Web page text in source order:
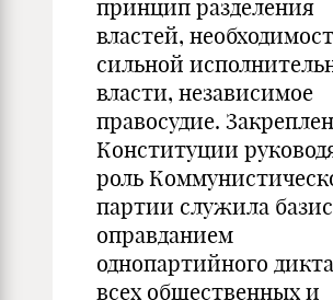
принцип разделения
властей,
сильной
власти, независимое
правосудие.
Конституции
роль
партии служила
оправданием
однопартийного
всех общественных и